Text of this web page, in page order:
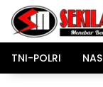
Langsung
konten
TNI-POLRI